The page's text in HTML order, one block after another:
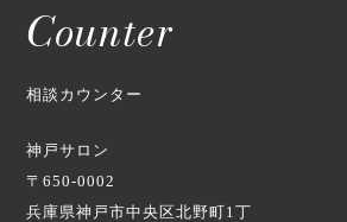
Counter
相談カウンター
神戸サロン
〒650-0002
兵庫県神戸市中央区北野町1丁